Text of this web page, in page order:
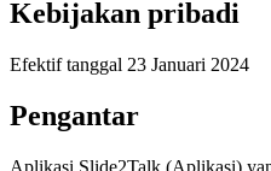
Kebijakan pribadi
Efektif tanggal 23 Januari 2024
Pengantar
Aplikasi Slide2Talk (Aplikasi)